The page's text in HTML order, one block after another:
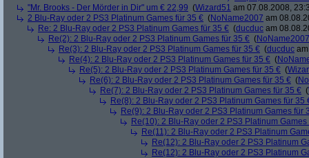
"Mr. Brooks - Der Mörder in Dir" um € 22,99 (Wizard51 am 07.08.2008,
2 Blu-Ray oder 2 PS3 Platinum Games für 35 € (NoName2007 am
Re: 2 Blu-Ray oder 2 PS3 Platinum Games für 35 € (ducduc am
Re(2): 2 Blu-Ray oder 2 PS3 Platinum Games für 35 € (NoName2007
Re(3): 2 Blu-Ray oder 2 PS3 Platinum Games für 35 € (ducduc
Re(4): 2 Blu-Ray oder 2 PS3 Platinum Games für 35 € (
Re(5): 2 Blu-Ray oder 2 PS3 Platinum Games für 35 € (
Re(6): 2 Blu-Ray oder 2 PS3 Platinum Games für 35 € (
Re(7): 2 Blu-Ray oder 2 PS3 Platinum Games für 35 € (
Re(8): 2 Blu-Ray oder 2 PS3 Platinum Games für 35
Re(9): 2 Blu-Ray oder 2 PS3 Platinum Games für
Re(10): 2 Blu-Ray oder 2 PS3 Platinum Games
Re(11): 2 Blu-Ray oder 2 PS3 Platinum
Re(12): 2 Blu-Ray oder 2 PS3 Platinum
Re(12): 2 Blu-Ray oder 2 PS3 Platinum